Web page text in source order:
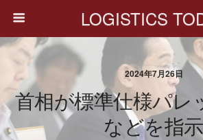
LOGISTICS
2024年7月26日
首相が標準仕様パレ
などを指示